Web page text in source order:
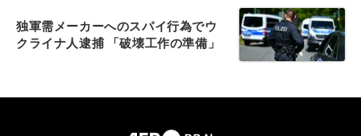
独軍需メーカーへのスパイ行為でウ
クライナ人逮捕 「破壊工作の準備」